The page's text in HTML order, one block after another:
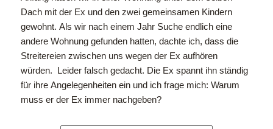
Dach mit der Ex und den zwei gemeinsamen Kindern
gewohnt. Als wir nach einem Jahr Suche endlich eine
andere Wohnung gefunden hatten, dachte ich, dass die
Streitereien zwischen uns wegen der Ex aufhören
würden. Leider falsch gedacht. Die Ex spannt ihn ständig
für ihre Angelegenheiten ein und ich frage mich: Warum
muss er der Ex immer nachgeben?